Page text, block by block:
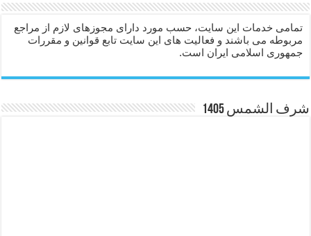
تمامی خدمات این سایت، حسب مورد دارای مجوزهای لازم از مراجع
مربوطه می باشند و فعالیت های این سایت تابع قوانین و مقررات
جمهوری اسلامی ایران است.
شرف الشمس 1405